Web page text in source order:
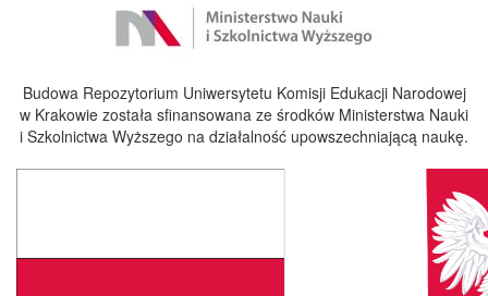
Budowa Repozytorium Uniwersytetu Komisji Edukacji Narodowej
w Krakowie została sfinansowana ze środków Ministerstwa Nauki
i Szkolnictwa Wyższego na działalność upowszechniającą naukę.